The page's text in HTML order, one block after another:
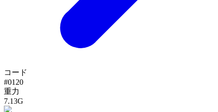
コード
#0120
重力
7.13G